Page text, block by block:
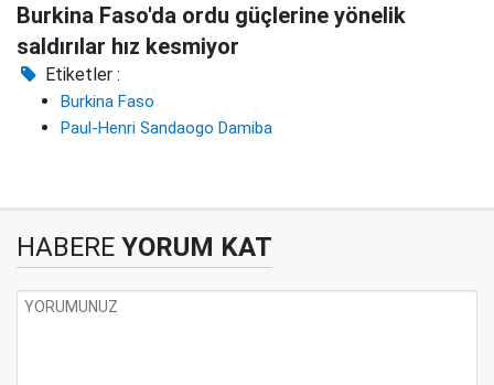
Burkina Faso'da ordu güçlerine yönelik
saldırılar hız kesmiyor
Etiketler :
Burkina Faso
Paul-Henri Sandaogo Damiba
HABERE YORUM KAT